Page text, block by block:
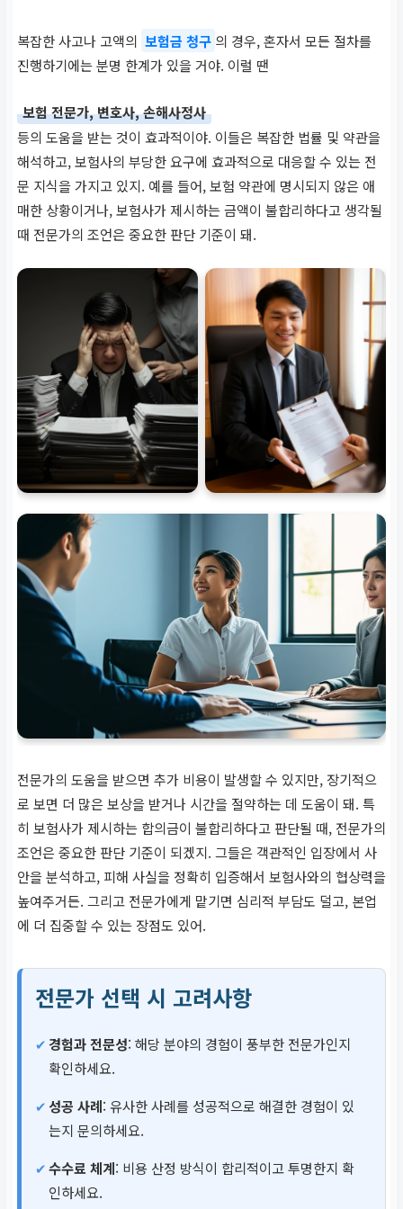
복잡한 사고나 고액의 보험금 청구 의 경우, 혼자서 모든 절차를
진행하기에는 분명 한계가 있을 거야. 이럴 땐
보험 전문가, 변호사, 손해사정사
등의 도움을 받는 것이 효과적이야. 이들은 복잡한 법률 및 약관을
해석하고, 보험사의 부당한 요구에 효과적으로 대응할 수 있는 전
문 지식을 가지고 있지. 예를 들어, 보험 약관에 명시되지 않은 애
매한 상황이거나, 보험사가 제시하는 금액이 불합리하다고 생각될
때 전문가의 조언은 중요한 판단 기준이 돼.
전문가의 도움을 받으면 추가 비용이 발생할 수 있지만, 장기적으
로 보면 더 많은 보상을 받거나 시간을 절약하는 데 도움이 돼. 특
히 보험사가 제시하는 합의금이 불합리하다고 판단될 때, 전문가의
조언은 중요한 판단 기준이 되겠지. 그들은 객관적인 입장에서 사
안을 분석하고, 피해 사실을 정확히 입증해서 보험사와의 협상력을
높여주거든. 그리고 전문가에게 맡기면 심리적 부담도 덜고, 본업
에 더 집중할 수 있는 장점도 있어.
전문가 선택 시 고려사항
경험과 전문성: 해당 분야의 경험이 풍부한 전문가인지
확인하세요.
성공 사례: 유사한 사례를 성공적으로 해결한 경험이 있
는지 문의하세요.
수수료 체계: 비용 산정 방식이 합리적이고 투명한지 확
인하세요.